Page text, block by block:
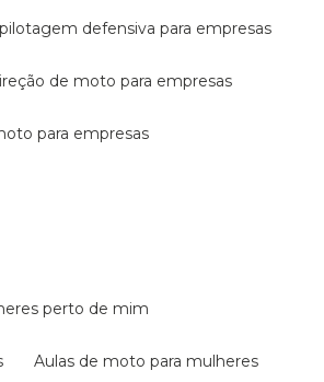
pilotagem defensiva para empresas
de moto para empresas
para empresas
perto de mim
aulas de moto para mulheres